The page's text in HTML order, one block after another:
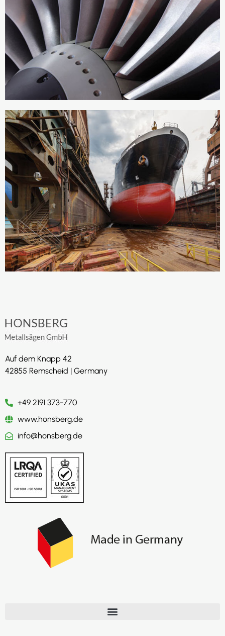
Auf dem Knapp 42
42855 Remscheid | Germany
+49 2191 373-770
www.honsberg.de
info@honsberg.de